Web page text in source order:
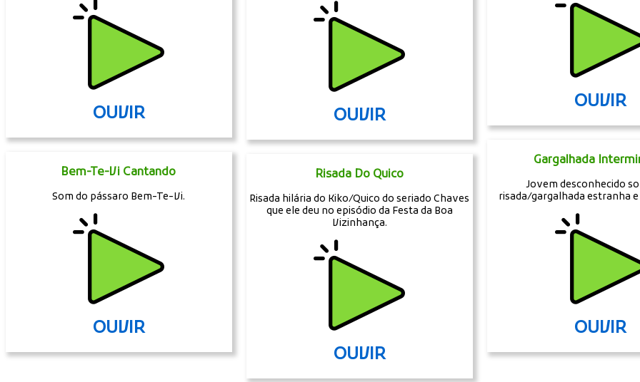
OUVIR
Bem-Te-Vi Cantando
Som do pássaro Bem-Te-Vi.
OUVIR
OUVIR
Risada Do Quico
Risada hilária do Kiko/Quico do seriado Chaves
que ele deu no episódio da Festa da Boa
Vizinhança.
OUVIR
OUVIR
Gargalhada
Jovem desconhecido
risada/gargalhada estranha
OUVIR